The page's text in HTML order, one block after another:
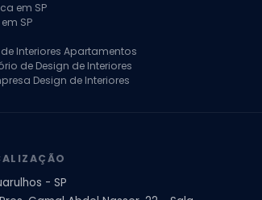
em SP
SP
Interiores Apartamentos
de Design de Interiores
Design de Interiores
- SP